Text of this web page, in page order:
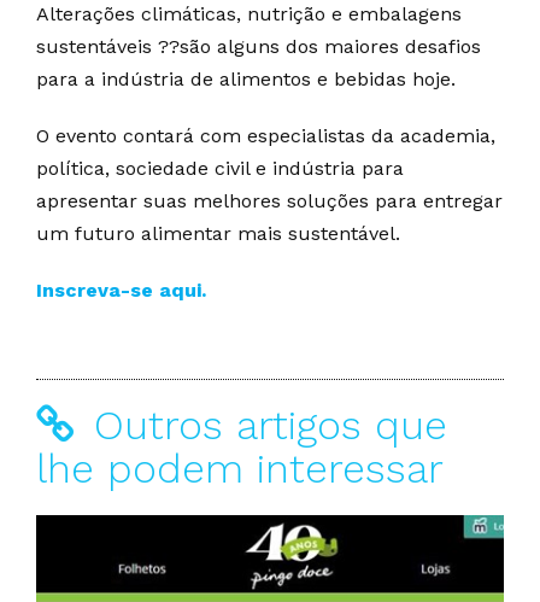
Alterações climáticas, nutrição e embalagens
sustentáveis ??são alguns dos maiores desafios
para a indústria de alimentos e bebidas hoje.
O evento contará com especialistas da academia,
política, sociedade civil e indústria para
apresentar suas melhores soluções para entregar
um futuro alimentar mais sustentável.
Inscreva-se aqui.
Outros artigos que
lhe podem interessar